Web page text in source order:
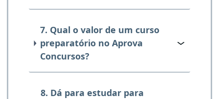
7. Qual o valor de um curso
preparatório no Aprova
Concursos?
8. Dá para estudar para